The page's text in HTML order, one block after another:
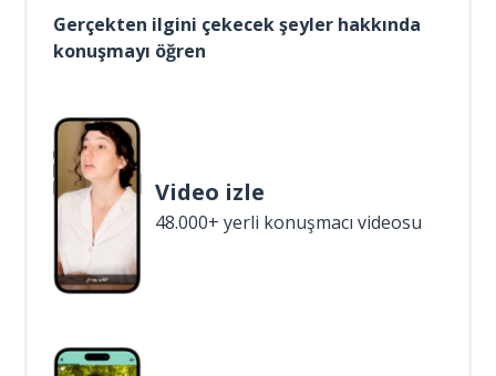
Gerçekten ilgini çekecek şeyler hakkında
konuşmayı öğren
Video izle
48.000+ yerli konuşmacı videosu